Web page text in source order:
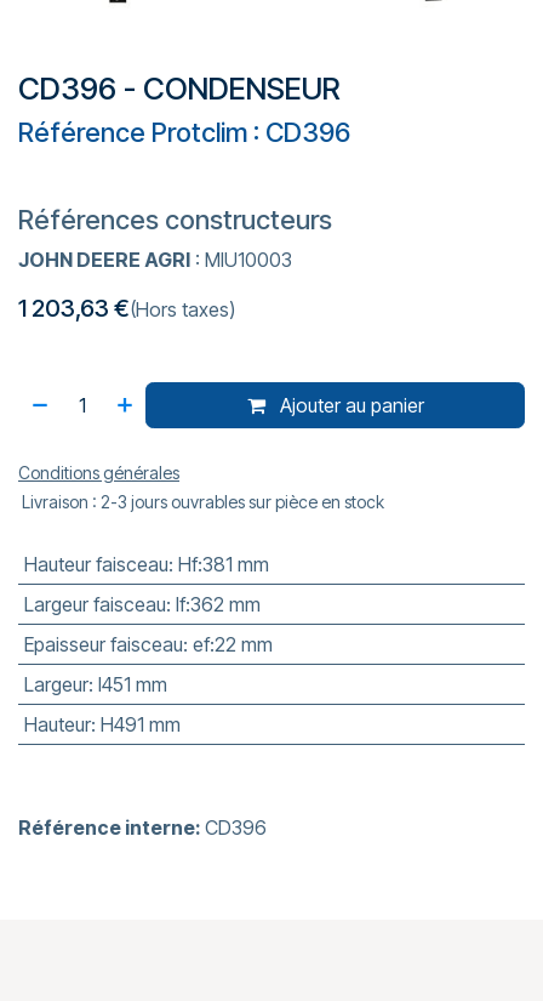
CD396 - CONDENSEUR
Référence Protclim : CD396
Références constructeurs
JOHN DEERE AGRI : MIU10003
1 203,63 €(Hors taxes)
Ajouter au panier
Conditions générales
Livraison : 2-3 jours ouvrables sur pièce en stock
Hauteur faisceau: Hf:381 mm
Largeur faisceau: lf:362 mm
Epaisseur faisceau: ef:22 mm
Largeur: l451 mm
Hauteur: H491 mm
Référence interne: CD396